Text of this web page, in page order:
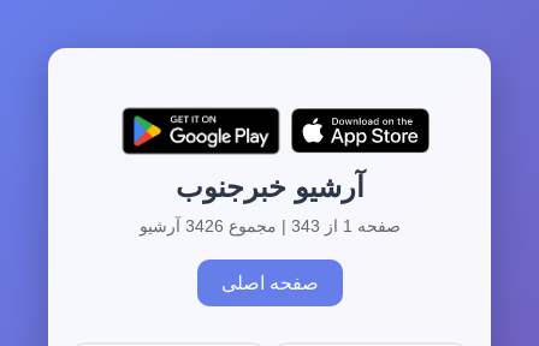
آرشیو خبرجنوب
صفحه 1 از 343 | مجموع 3426 آرشیو
صفحه اصلی